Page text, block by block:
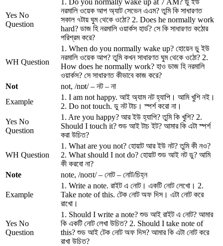
Yes No
Question
নরমালি ওয়েক আপ অ্যাট সেভেন এএম? তুমি কি সাধারণত
সকাল ৭টায় ঘুম থেকে ওঠো? 2. Does he normally work
hard? ডাজ হি নরমালি ওয়ার্কস হার্ড? সে কি সাধারণত কঠোর
পরিশ্রম করে?
WH Question
1. When do you normally wake up? হোয়েন ডু ইউ
নরমালি ওয়েক আপ? তুমি কখন সাধারণত ঘুম থেকে ওঠো? 2.
How does he normally work? হাও ডাজ হি নরমালি
ওয়ার্কস? সে সাধারণত কীভাবে কাজ করে?
Not
not, /nɒt/ – নট – না
Example
1. I am not happy. আই অ্যাম নট হ্যাপি। আমি খুশি নই।
2. Do not touch. ডু নট টাচ। স্পর্শ করো না।
Yes No
Question
1. Are you happy? আর ইউ হ্যাপি? তুমি কি খুশি? 2.
Should I touch it? শুড আই টাচ ইট? আমার কি এটা স্পর্শ
করা উচিত?
WH Question
1. What are you not? হোয়াট আর ইউ নট? তুমি কী নও?
2. What should I not do? হোয়াট শুড আই নট ডু? আমি
কী করবো না?
Note
note, /noʊt/ – নোট – নোট/চিহ্ন
Example
1. Write a note. রাইট এ নোট। একটি নোট লেখো। 2.
Take note of this. টেক নোট অফ দিস। এটা নোট করে
রাখো।
Yes No
Question
1. Should I write a note? শুড আই রাইট এ নোট? আমার
কি একটি নোট লেখা উচিত? 2. Should I take note of
this? শুড আই টেক নোট অফ দিস? আমার কি এটা নোট করে
রাখা উচিত?